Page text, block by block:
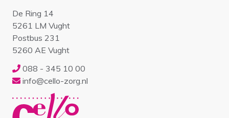
De Ring 14
5261 LM Vught
Postbus 231
5260 AE Vught
088 - 345 10 00
info@cello-zorg.nl